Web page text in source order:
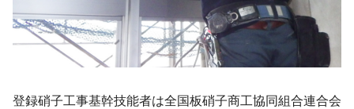
登録硝子工事基幹技能者は全国板硝子商工協同組合連合会